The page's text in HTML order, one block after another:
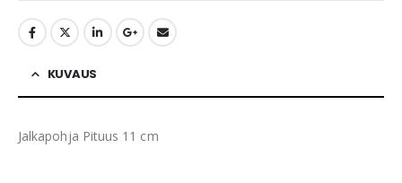
KUVAUS
Jalkapohja Pituus 11 cm